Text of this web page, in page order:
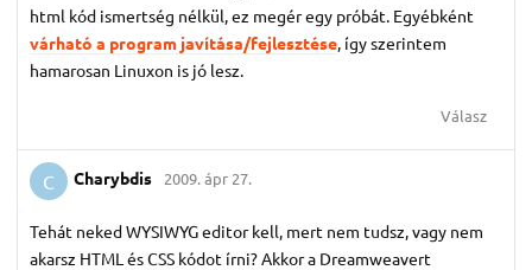
html kód ismertség nélkül, ez megér egy próbát. Egyébként
várható a program javítása/fejlesztése, így szerintem
hamarosan Linuxon is jó lesz.
Válasz
C Charybdis 2009. ápr 27.
Tehát neked WYSIWYG editor kell, mert nem tudsz, vagy nem
akarsz HTML és CSS kódot írni? Akkor a Dreamweavert